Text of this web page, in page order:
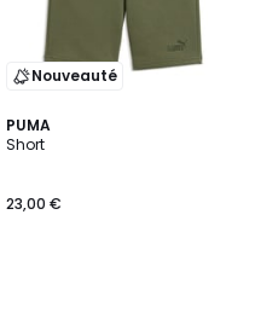
Nouveauté
PUMA
Short
23,00 €